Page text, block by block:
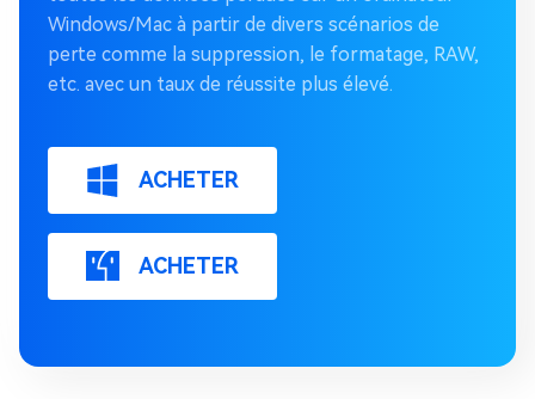
Windows/Mac à partir de divers scénarios de
perte comme la suppression, le formatage, RAW,
etc. avec un taux de réussite plus élevé.
ACHETER
ACHETER